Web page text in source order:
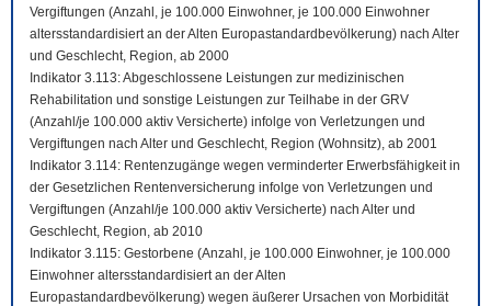
Vergiftungen (Anzahl, je 100.000 Einwohner, je 100.000 Einwohner
altersstandardisiert an der Alten Europastandardbevölkerung) nach Alter
und Geschlecht, Region, ab 2000
Indikator 3.113: Abgeschlossene Leistungen zur medizinischen
Rehabilitation und sonstige Leistungen zur Teilhabe in der GRV
(Anzahl/je 100.000 aktiv Versicherte) infolge von Verletzungen und
Vergiftungen nach Alter und Geschlecht, Region (Wohnsitz), ab 2001
Indikator 3.114: Rentenzugänge wegen verminderter Erwerbsfähigkeit in
der Gesetzlichen Rentenversicherung infolge von Verletzungen und
Vergiftungen (Anzahl/je 100.000 aktiv Versicherte) nach Alter und
Geschlecht, Region, ab 2010
Indikator 3.115: Gestorbene (Anzahl, je 100.000 Einwohner, je 100.000
Einwohner altersstandardisiert an der Alten
Europastandardbevölkerung) wegen äußerer Ursachen von Morbidität